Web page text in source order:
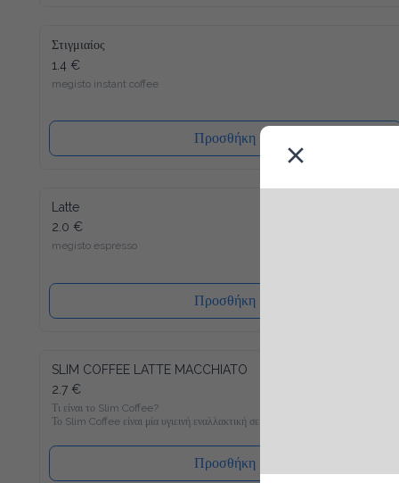
Στιγμιαίος
1.4 €
megisto instant coffee
Προσθήκη
Latte
2.0 €
megisto espresso
Προσθήκη
SLIM COFFEE LATTE MACCHIATO
2.7 €
Τι είναι το Slim Coffee?
Το Slim Coffee είναι μία υγιεινή εναλλακτική σε σχέση με τον
συνηθισμένο στιγμιαίο καφέ, ο οποίος είναι γεμάτος σε
ζάχαρη. Γνώριζες πως πχ. ένας κλασσικός στιγμιαίος καφές με
γάλα περιέχει περίπου 400 θερμίδες ανά 100 ml; Με μόνο 6
θερμίδες ανά 100 ml θα γίνει ο Slim Coffee Latte Macchiato το
Προσθήκη